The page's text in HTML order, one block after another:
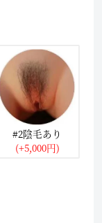
#2陰毛あり
(+5,000円)